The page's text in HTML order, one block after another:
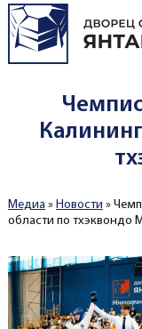
Перейти к основному
Вы здесь
Медиа» Новости »
области по тхэквондо